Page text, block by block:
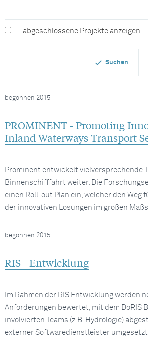
abgeschlossene Projekte anzeigen
PROMINENT - Promoting
Inland Waterways Transport
begonnen 2015
Prominent entwickelt vielversprechende
Binnenschifffahrt weiter. Die
einen Roll-out Plan ein, welcher den Weg
der innovativen Lösungen im großen
RIS - Entwicklung
begonnen 2015
Im Rahmen der RIS Entwicklung werden
Anforderungen bewertet, mit dem DoRIS
involvierten Teams (z.B. Hydrologie)
externer Softwaredienstleister